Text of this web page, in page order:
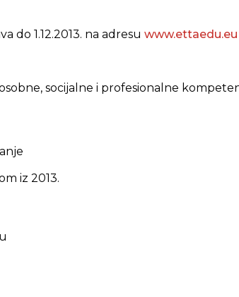
do 1.12.2013. na adresu www.ettaedu.eu
socijalne i profesionalne
iz 2013.